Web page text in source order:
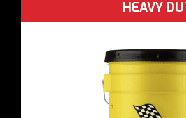
HEAVY